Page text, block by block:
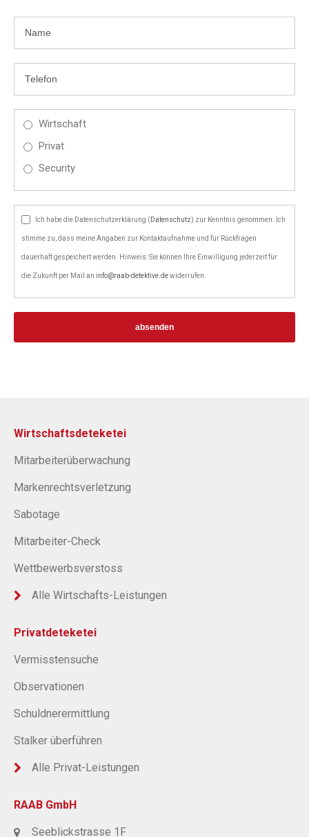
Wirtschaft
Privat
Security
Ich habe die Datenschutzerklärung ( Datenschutz) zur Kenntnis genommen. Ich
stimme zu, dass meine Angaben zur Kontaktaufnahme und für Rückfragen
dauerhaft gespeichert werden. Hinweis: Sie können Ihre Einwilligung jederzeit für
die Zukunft per Mail an info@raab-detektive.dewiderrufen.
absenden
Wirtschaftsdeteketei
Mitarbeiterüberwachung
Markenrechtsverletzung
Sabotage
Mitarbeiter-Check
Wettbewerbsverstoss
Alle Wirtschafts-Leistungen
Privatdeteketei
Vermisstensuche
Observationen
Schuldnerermittlung
Stalker überführen
Alle Privat-Leistungen
RAAB GmbH
Seeblickstrasse 1F